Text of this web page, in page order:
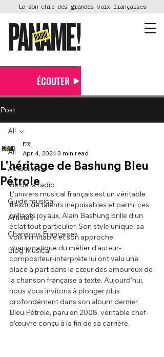
Le son chic des grandes voix françaises
ÉCOUTER
Post
All
Actualités
Vie de la radio
Guide musical
Artistes
Chansons Françaises
Blog Musical
All
L'héritage de Bashung Bleu
Pétrole
ER
Apr 4, 20243 min read
L'univers musical français est un véritable
trésor de talents inépuisables et parmi ces
brillants joyaux, Alain Bashung brille d'un
éclat tout particulier. Son style unique, sa
voix inimitable et son approche
charismatique du métier d'auteur-
compositeur-interprète lui ont valu une
place à part dans le cœur des amoureux de
la chanson française à texte. Aujourd'hui,
nous vous invitons à plonger plus
profondément dans son album dernier
Bleu Pétrole, paru en 2008, véritable chef-
d’œuvre conçu à la fin de sa carrière.